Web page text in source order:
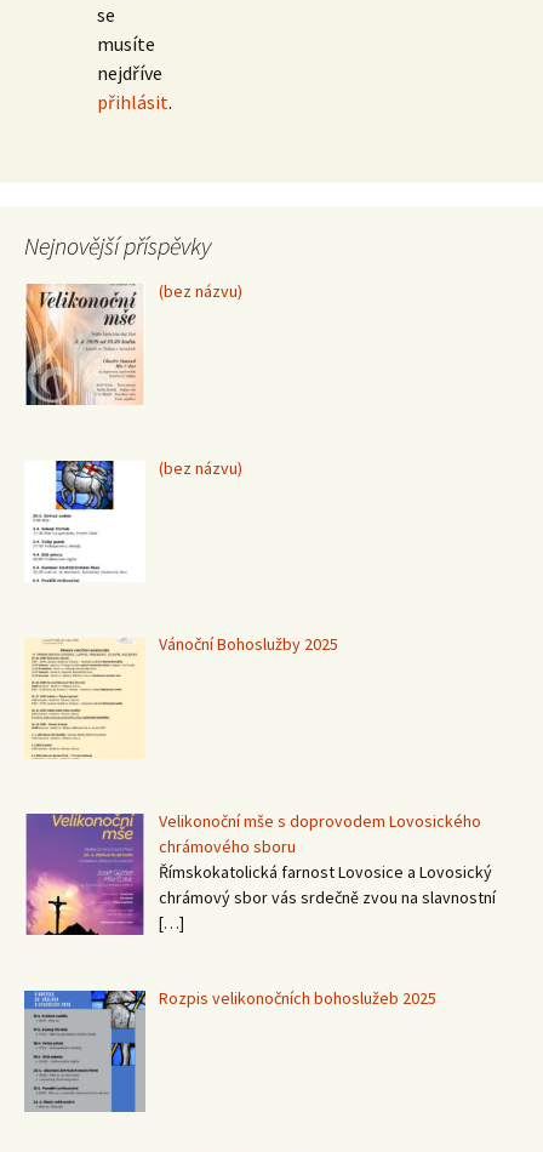
se
musíte
nejdříve
přihlásit.
Nejnovější příspěvky
(bez názvu)Příspěvek
(bez názvu)Příspěvek
Vánoční Bohoslužby 2025
Velikonoční mše s doprovodem Lovosického
chrámového sboru
Římskokatolická farnost Lovosice a Lovosický
chrámový sbor vás srdečně zvou na slavnostní
[…]
Rozpis velikonočních bohoslužeb 2025